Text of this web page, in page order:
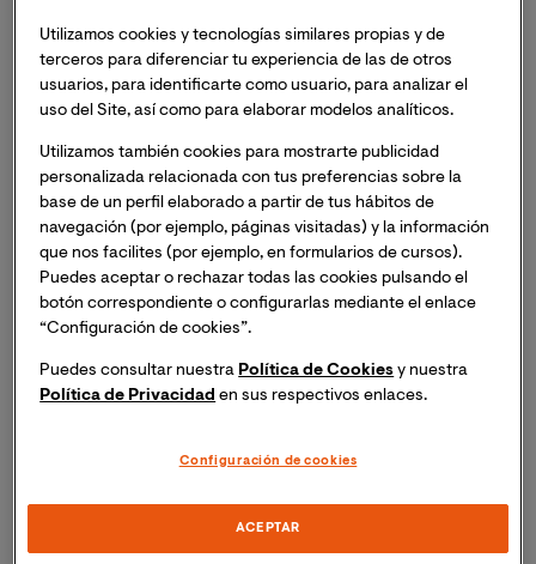
Universidades privadas
online 2023-2024
+25.000
Alumnos formados en la
facultad
+1.200
Acuerdos con centros y
sanitario
Utilizamos cookies y tecnologías similares propias y de
terceros para diferenciar tu experiencia de las de otros
usuarios, para identificarte como usuario, para analizar el
uso del Site, así como para elaborar modelos analíticos.
Utilizamos también cookies para mostrarte publicidad
personalizada relacionada con tus preferencias sobre la
base de un perfil elaborado a partir de tus hábitos de
navegación (por ejemplo, páginas visitadas) y la información
que nos facilites (por ejemplo, en formularios de cursos).
Puedes aceptar o rechazar todas las cookies pulsando el
botón correspondiente o configurarlas mediante el enlace
“Configuración de cookies”.
Puedes consultar nuestra Política de Cookies y nuestra
Política de Privacidad en sus respectivos enlaces.
Configuración de cookies
ACEPTAR